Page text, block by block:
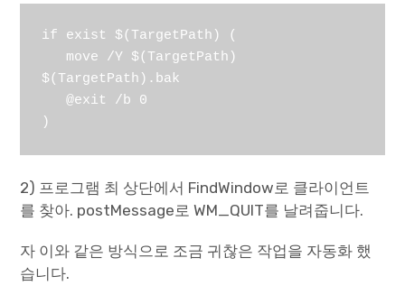
if exist $(TargetPath) (
$(TargetPath).bak
   @exit /b 0
)
2) 프로그램 최 상단에서 FindWindow로 클라이언트
를 찾아. postMessage로 WM_QUIT를 날려줍니다.
자 이와 같은 방식으로 조금 귀찮은 작업을 자동화 했
습니다.